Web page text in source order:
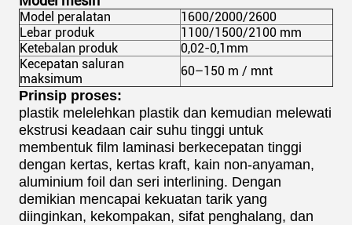
Model peralatan
1600/2000/2600
Lebar produk
1100/1500/2100 mm
Ketebalan produk
0,02-0,1mm
Kecepatan saluran
maksimum
60–150 m / mnt
Prinsip proses:
plastik melelehkan plastik dan kemudian melewati
ekstrusi keadaan cair suhu tinggi untuk
membentuk film laminasi berkecepatan tinggi
dengan kertas, kertas kraft, kain non-anyaman,
aluminium foil dan seri interlining. Dengan
demikian mencapai kekuatan tarik yang
diinginkan, kekompakan, sifat penghalang, dan